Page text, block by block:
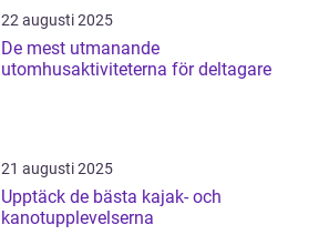
22 augusti 2025
De mest utmanande
utomhusaktiviteterna för deltagare
21 augusti 2025
Upptäck de bästa kajak- och
kanotupplevelserna